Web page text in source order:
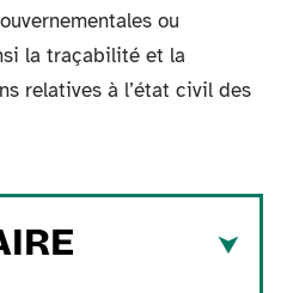
ou
la traçabilité et la
relatives à l’état civil des